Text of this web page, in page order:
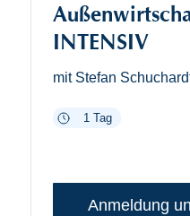
INTENSIV
mit Stefan
1 Tag
Anmeldung